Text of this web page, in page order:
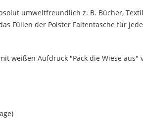
umweltfreundlich z. B. Bücher,
Füllen der Polster Faltentasche für
weißen Aufdruck "Pack die Wiese